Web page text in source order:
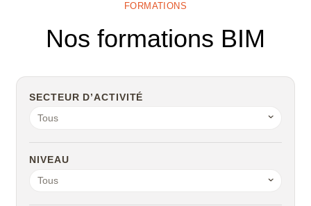
FORMATIONS
Nos formations BIM
SECTEUR D’ACTIVITÉ
Tous
NIVEAU
Tous